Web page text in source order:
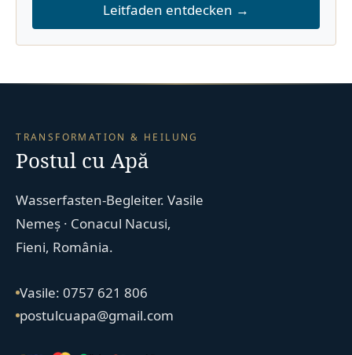
Leitfaden entdecken →
TRANSFORMATION & HEILUNG
Postul cu Apă
Wasserfasten-Begleiter. Vasile
Nemeș · Conacul Nacusi,
Fieni, România.
Vasile: 0757 621 806
postulcuapa@gmail.com